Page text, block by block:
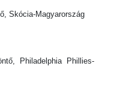
Skócia-Magyarország
Philadelphia Phillies-